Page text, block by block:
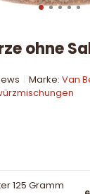
ohne
Marke: Van
125 Gramm